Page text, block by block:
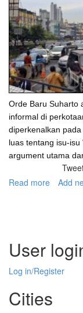
Jokowi's
Orde Baru Suharto
informal di
diperkenalkan
luas tentang isu-
argument utama
Read more about
di
Pasar
Abang
Add
User
Log in/Register
Cities